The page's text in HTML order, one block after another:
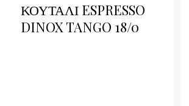
ΚΟΥΤΑΛΙ ESPRESSO
DINOX TANGO 18/0